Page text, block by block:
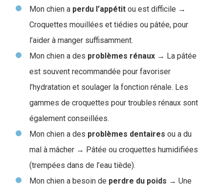
Mon chien a perdu l’appétit ou est difficile →
Croquettes mouillées et tiédies ou pâtée, pour
l’aider à manger suffisamment.
Mon chien a des problèmes rénaux → La pâtée
est souvent recommandée pour favoriser
l’hydratation et soulager la fonction rénale. Les
gammes de croquettes pour troubles rénaux sont
également conseillées.
Mon chien a des problèmes dentaires ou a du
mal à mâcher → Pâtée ou croquettes humidifiées
(trempées dans de l’eau tiède).
Mon chien a besoin de perdre du poids → Une